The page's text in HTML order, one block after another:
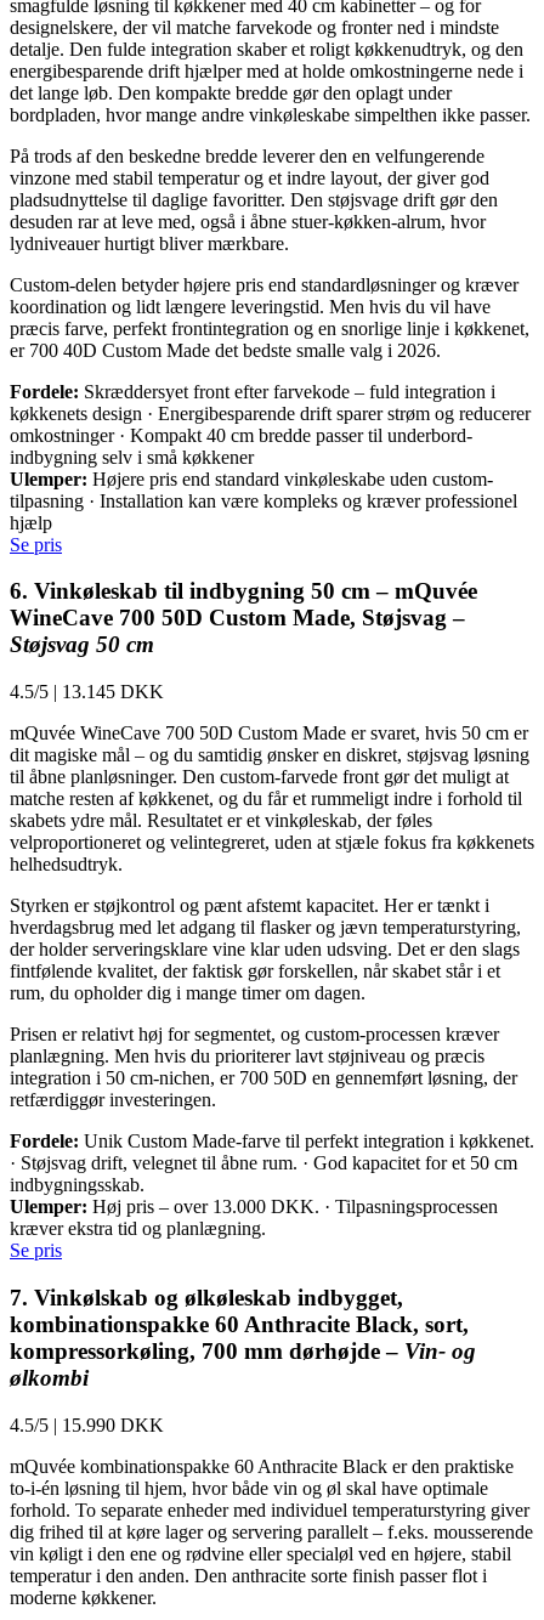
smagfulde løsning til køkkener med 40 cm kabinetter – og for
designelskere, der vil matche farvekode og fronter ned i mindste
detalje. Den fulde integration skaber et roligt køkkenudtryk, og den
energibesparende drift hjælper med at holde omkostningerne nede i
det lange løb. Den kompakte bredde gør den oplagt under
bordpladen, hvor mange andre vinkøleskabe simpelthen ikke passer.
På trods af den beskedne bredde leverer den en velfungerende
vinzone med stabil temperatur og et indre layout, der giver god
pladsudnyttelse til daglige favoritter. Den støjsvage drift gør den
desuden rar at leve med, også i åbne stuer-køkken-alrum, hvor
lydniveauer hurtigt bliver mærkbare.
Custom-delen betyder højere pris end standardløsninger og kræver
koordination og lidt længere leveringstid. Men hvis du vil have
præcis farve, perfekt frontintegration og en snorlige linje i køkkenet,
er 700 40D Custom Made det bedste smalle valg i 2026.
Fordele: Skræddersyet front efter farvekode – fuld integration i
køkkenets design · Energibesparende drift sparer strøm og reducerer
omkostninger · Kompakt 40 cm bredde passer til underbord-
indbygning selv i små køkkener
Ulemper: Højere pris end standard vinkøleskabe uden custom-
tilpasning · Installation kan være kompleks og kræver professionel
hjælp
Se pris
6. Vinkøleskab til indbygning 50 cm – mQuvée
WineCave 700 50D Custom Made, Støjsvag –
Støjsvag 50 cm
4.5/5 | 13.145 DKK
mQuvée WineCave 700 50D Custom Made er svaret, hvis 50 cm er
dit magiske mål – og du samtidig ønsker en diskret, støjsvag løsning
til åbne planløsninger. Den custom-farvede front gør det muligt at
matche resten af køkkenet, og du får et rummeligt indre i forhold til
skabets ydre mål. Resultatet er et vinkøleskab, der føles
velproportioneret og velintegreret, uden at stjæle fokus fra køkkenets
helhedsudtryk.
Styrken er støjkontrol og pænt afstemt kapacitet. Her er tænkt i
hverdagsbrug med let adgang til flasker og jævn temperaturstyring,
der holder serveringsklare vine klar uden udsving. Det er den slags
fintfølende kvalitet, der faktisk gør forskellen, når skabet står i et
rum, du opholder dig i mange timer om dagen.
Prisen er relativt høj for segmentet, og custom-processen kræver
planlægning. Men hvis du prioriterer lavt støjniveau og præcis
integration i 50 cm-nichen, er 700 50D en gennemført løsning, der
retfærdiggør investeringen.
Fordele: Unik Custom Made-farve til perfekt integration i køkkenet.
· Støjsvag drift, velegnet til åbne rum. · God kapacitet for et 50 cm
indbygningsskab.
Ulemper: Høj pris – over 13.000 DKK. · Tilpasningsprocessen
kræver ekstra tid og planlægning.
Se pris
7. Vinkølskab og ølkøleskab indbygget,
kombinationspakke 60 Anthracite Black, sort,
kompressorkøling, 700 mm dørhøjde – Vin- og
ølkombi
4.5/5 | 15.990 DKK
mQuvée kombinationspakke 60 Anthracite Black er den praktiske
to-i-én løsning til hjem, hvor både vin og øl skal have optimale
forhold. To separate enheder med individuel temperaturstyring giver
dig frihed til at køre lager og servering parallelt – f.eks. mousserende
vin køligt i den ene og rødvine eller specialøl ved en højere, stabil
temperatur i den anden. Den anthracite sorte finish passer flot i
moderne køkkener.